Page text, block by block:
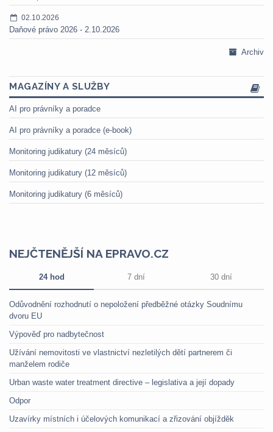
02.10.2026
Daňové právo 2026 - 2.10.2026
Archiv
MAGAZÍNY A SLUŽBY
AI pro právníky a poradce
AI pro právníky a poradce (e-book)
Monitoring judikatury (24 měsíců)
Monitoring judikatury (12 měsíců)
Monitoring judikatury (6 měsíců)
NEJČTENĚJŠÍ NA EPRAVO.CZ
24 hod 7 dní 30 dní
Odůvodnění rozhodnutí o nepoložení předběžné otázky Soudnímu
dvoru EU
Výpověď pro nadbytečnost
Užívání nemovitosti ve vlastnictví nezletilých dětí partnerem či
manželem rodiče
Urban waste water treatment directive – legislativa a její dopady
Odpor
Uzavírky místních i účelových komunikací a zřizování objížděk